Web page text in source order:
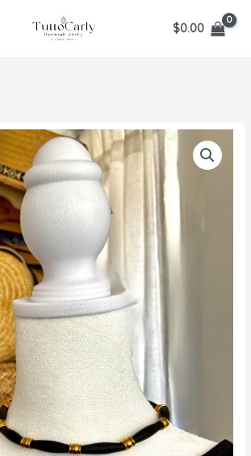
$0.00